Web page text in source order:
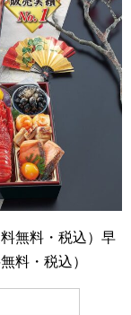
料無料・税込）早
無料・税込）